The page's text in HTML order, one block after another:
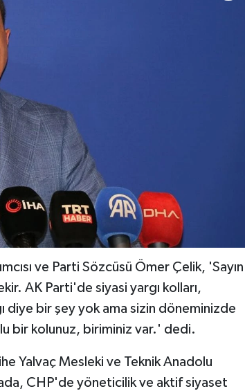
ve Parti Sözcüsü Ömer Çelik, 'Sayın
AK Parti'de siyasi yargı kolları,
diye bir şey yok ama sizin döneminizde
bir kolunuz, biriminiz var.' dedi.
Yalvaç Mesleki ve Teknik Anadolu
CHP'de yöneticilik ve aktif siyaset